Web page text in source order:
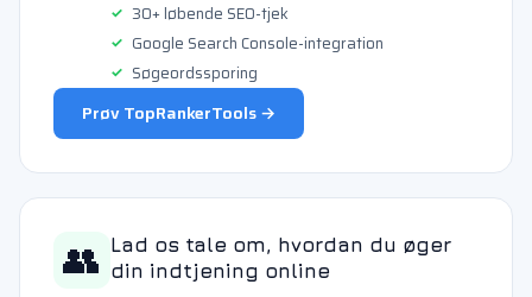
30+ løbende SEO-tjek
Google Search Console-integration
Søgeordssporing
Prøv TopRankerTools →
👥 Lad os tale om, hvordan du øger
din indtjening online